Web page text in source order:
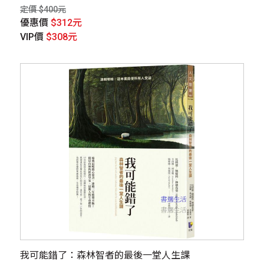
定價 $400元
優惠價 $312元
VIP價 $308元
我可能錯了：森林智者的最後一堂人生課